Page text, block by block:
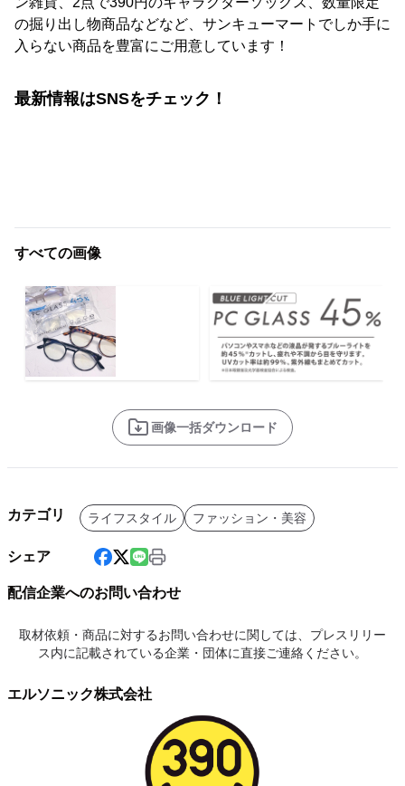
の掘り出し物商品などなど、サンキューマートでしか手に
入らない商品を豊富にご用意しています！
最新情報はSNSをチェック！
すべての画像
画像一括ダウンロード
カテゴリ ライフスタイル ファッション・美容
シェア
配信企業へのお問い合わせ
取材依頼・商品に対するお問い合わせに関しては、プレスリリー
ス内に記載されている企業・団体に直接ご連絡ください。
エルソニック株式会社